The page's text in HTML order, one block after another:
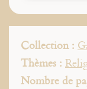
Collection :
Thèmes :
Nombre de